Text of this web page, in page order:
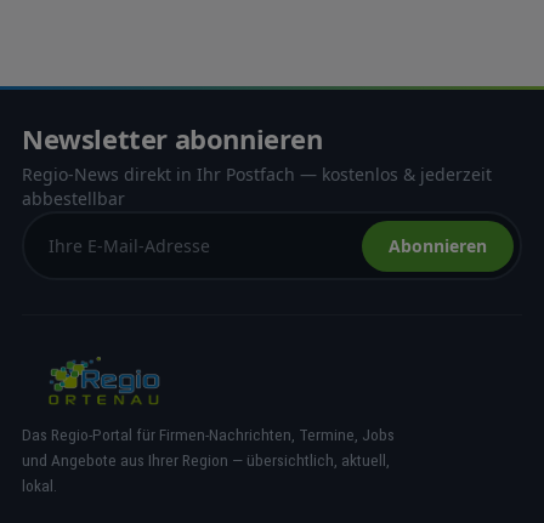
Newsletter abonnieren
Regio-News direkt in Ihr Postfach — kostenlos & jederzeit
abbestellbar
Abonnieren
Das Regio-Portal für Firmen-Nachrichten, Termine, Jobs
und Angebote aus Ihrer Region — übersichtlich, aktuell,
lokal.